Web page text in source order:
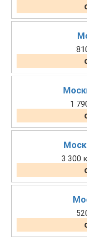
1
3 300